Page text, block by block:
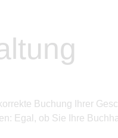
Buchung Ihrer
Egal, ob Sie Ihre